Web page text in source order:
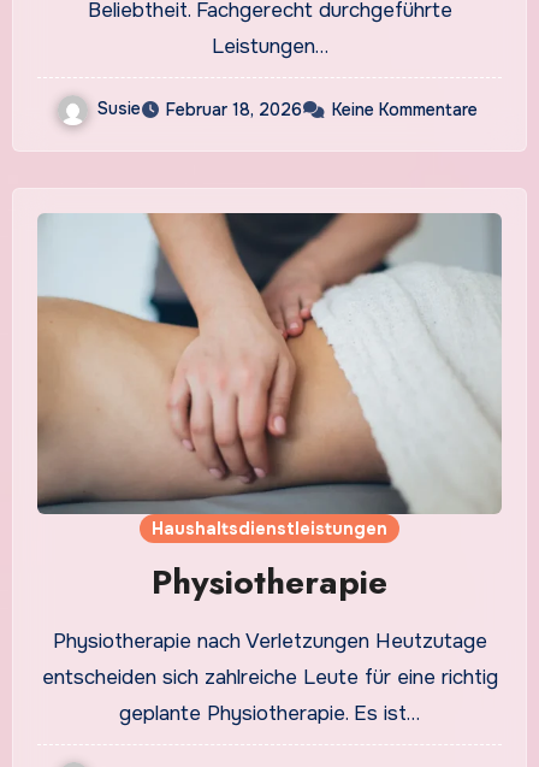
Beliebtheit. Fachgerecht durchgeführte
Leistungen…
Susie Februar 18, 2026 Keine Kommentare
Haushaltsdienstleistungen
Physiotherapie
Physiotherapie nach Verletzungen Heutzutage
entscheiden sich zahlreiche Leute für eine richtig
geplante Physiotherapie. Es ist…